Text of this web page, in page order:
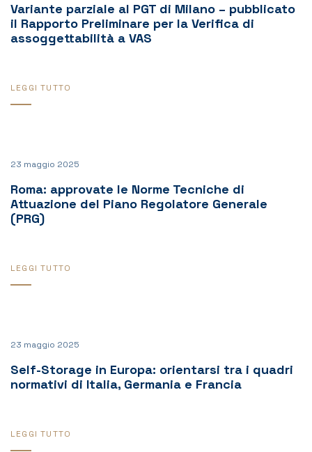
Variante parziale al PGT di Milano – pubblicato
il Rapporto Preliminare per la Verifica di
assoggettabilità a VAS
LEGGI TUTTO
23 maggio 2025
Roma: approvate le Norme Tecniche di
Attuazione del Piano Regolatore Generale
(PRG)
LEGGI TUTTO
23 maggio 2025
Self-Storage in Europa: orientarsi tra i quadri
normativi di Italia, Germania e Francia
LEGGI TUTTO